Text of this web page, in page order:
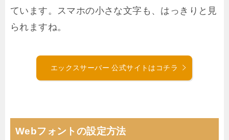
ています。スマホの小さな文字も、はっきりと見
られますね。
エックスサーバー 公式サイトはコチラ
Webフォントの設定方法